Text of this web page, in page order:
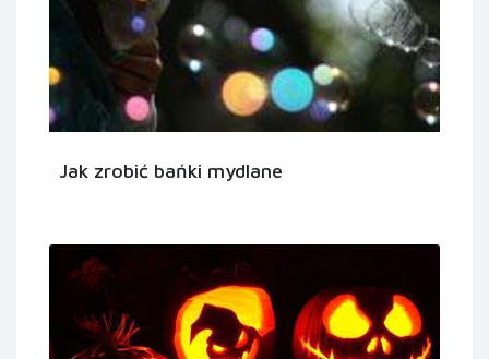
Jak zrobić bańki mydlane